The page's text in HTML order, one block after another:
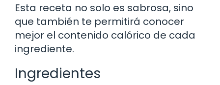
Esta receta no solo es sabrosa, sino
que también te permitirá conocer
mejor el contenido calórico de cada
ingrediente.
Ingredientes